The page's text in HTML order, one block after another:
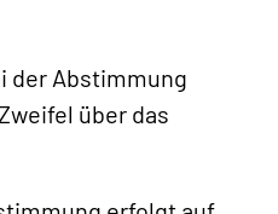
der Abstimmung
über das